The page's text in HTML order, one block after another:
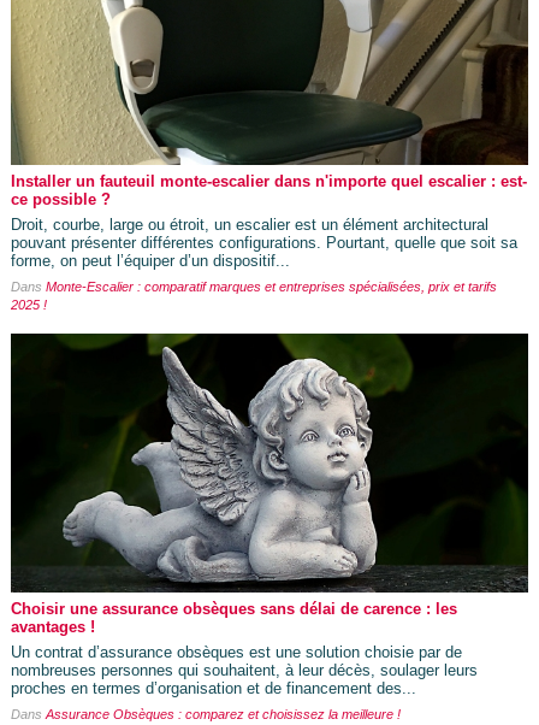
Installer un fauteuil monte-escalier dans n'importe quel escalier : est-
ce possible ?
Droit, courbe, large ou étroit, un escalier est un élément architectural
pouvant présenter différentes configurations. Pourtant, quelle que soit sa
forme, on peut l’équiper d’un dispositif...
Dans Monte-Escalier : comparatif marques et entreprises spécialisées, prix et tarifs
2025 !
Choisir une assurance obsèques sans délai de carence : les
avantages !
Un contrat d’assurance obsèques est une solution choisie par de
nombreuses personnes qui souhaitent, à leur décès, soulager leurs
proches en termes d’organisation et de financement des...
Dans Assurance Obsèques : comparez et choisissez la meilleure !